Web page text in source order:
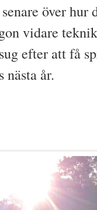
över
vidare
efter att få
nästa år.